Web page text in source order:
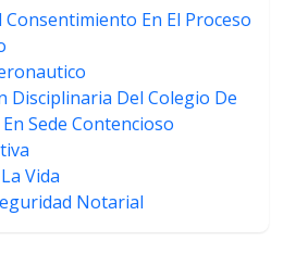
Consentimiento En El Proceso
Disciplinaria Del Colegio De
Sede Contencioso
Vida
Notarial